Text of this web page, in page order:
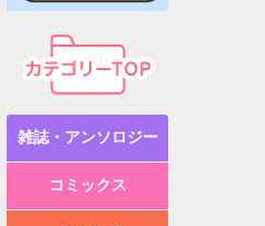
雑誌・アンソロジー
コミックス